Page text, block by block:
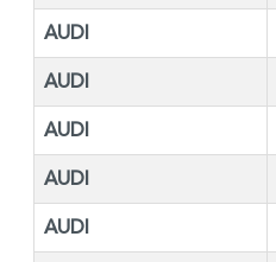
AUDI
AUDI
AUDI
AUDI
AUDI